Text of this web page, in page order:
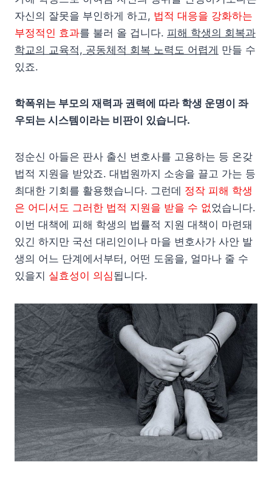
자신의 잘못을 부인하게 하고, 법적 대응을 강화하는
부정적인 효과를 불러 올 겁니다. 피해 학생의 회복과
학교의 교육적, 공동체적 회복 노력도 어렵게 만들 수
있죠.
학폭위는 부모의 재력과 권력에 따라 학생 운명이 좌
우되는 시스템이라는 비판이 있습니다.
정순신 아들은 판사 출신 변호사를 고용하는 등 온갖
법적 지원을 받았죠. 대법원까지 소송을 끌고 가는 등
최대한 기회를 활용했습니다. 그런데 정작 피해 학생
은 어디서도 그러한 법적 지원을 받을 수 없었습니다.
이번 대책에 피해 학생의 법률적 지원 대책이 마련돼
있긴 하지만 국선 대리인이나 마을 변호사가 사안 발
생의 어느 단계에서부터, 어떤 도움을, 얼마나 줄 수
있을지 실효성이 의심됩니다.